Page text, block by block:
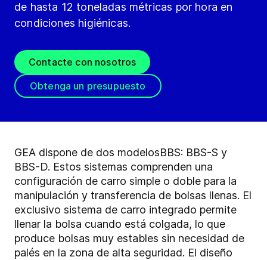
de hasta 12 toneladas métricas por hora en
condiciones higiénicas.
Contacte con nosotros
Obtenga un presupuesto
GEA dispone de dos modelosBBS: BBS-S y
BBS-D. Estos sistemas comprenden una
configuración de carro simple o doble para la
manipulación y transferencia de bolsas llenas. El
exclusivo sistema de carro integrado permite
llenar la bolsa cuando está colgada, lo que
produce bolsas muy estables sin necesidad de
palés en la zona de alta seguridad. El diseño